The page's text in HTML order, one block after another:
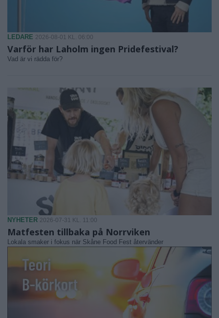
LEDARE 2026-08-01 KL. 06:00
Varför har Laholm ingen Pridefestival?
Vad är vi rädda för?
NYHETER 2026-07-31 KL. 11:00
Matfesten tillbaka på Norrviken
Lokala smaker i fokus när Skåne Food Fest återvänder